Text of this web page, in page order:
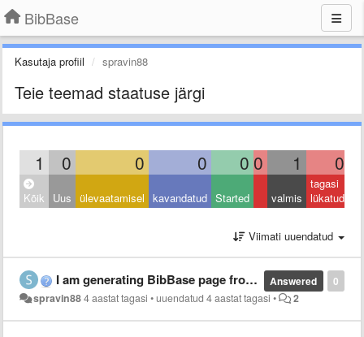
BibBase
Kasutaja profiil spravin88
Teie teemad staatuse järgi
1 0 0 0 0 0 1 0
Kõik Uus ülevaatamisel kavandatud Started valmis
tagasi
lükatud
Viimati uuendatud
0
Answered
I am generating BibBase page from Mendeley "myPublications". I am not able to see the DOI field
spravin884 aastat tagasi •uuendatud4 aastat tagasi • 2